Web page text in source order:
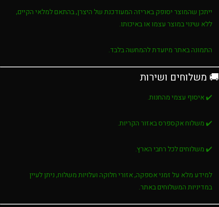
ייתכן שהמוצר יסופק באריזה המעודכנת של היצרן, בהתאם למלאי הקיים,
ללא שינוי במוצר עצמו או באיכותו.
התמונה באתר מיועדת להמחשה בלבד.
🚚 משלוחים ושירות
✔️ איסוף עצמי מהחנות.
✔️ משלוח אקספרס באזור הקריות.
✔️ משלוחים לכל רחבי הארץ.
למידע מלא על זמני אספקה, אזורי חלוקה ועלויות משלוח, ניתן לעיין
במדיניות המשלוחים באתר.